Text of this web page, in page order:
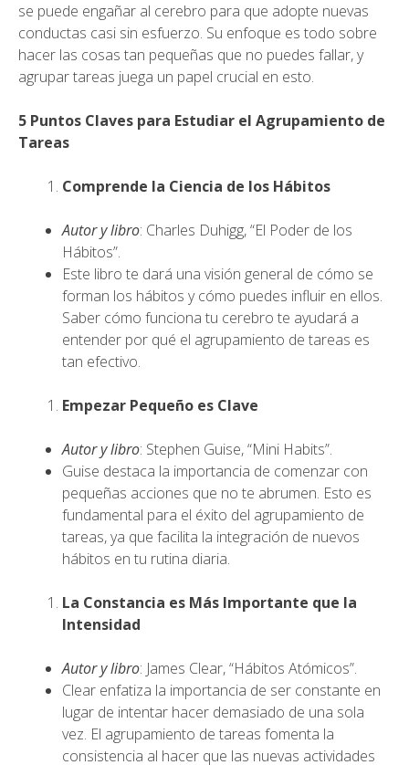
se puede engañar al cerebro para que adopte nuevas
conductas casi sin esfuerzo. Su enfoque es todo sobre
hacer las cosas tan pequeñas que no puedes fallar, y
agrupar tareas juega un papel crucial en esto.
5 Puntos Claves para Estudiar el Agrupamiento de
Tareas
Comprende la Ciencia de los Hábitos
Autor y libro: Charles Duhigg, “El Poder de los
Hábitos”.
Este libro te dará una visión general de cómo se
forman los hábitos y cómo puedes influir en ellos.
Saber cómo funciona tu cerebro te ayudará a
entender por qué el agrupamiento de tareas es
tan efectivo.
Empezar Pequeño es Clave
Autor y libro: Stephen Guise, “Mini Habits”.
Guise destaca la importancia de comenzar con
pequeñas acciones que no te abrumen. Esto es
fundamental para el éxito del agrupamiento de
tareas, ya que facilita la integración de nuevos
hábitos en tu rutina diaria.
La Constancia es Más Importante que la
Intensidad
Autor y libro: James Clear, “Hábitos Atómicos”.
Clear enfatiza la importancia de ser constante en
lugar de intentar hacer demasiado de una sola
vez. El agrupamiento de tareas fomenta la
consistencia al hacer que las nuevas actividades